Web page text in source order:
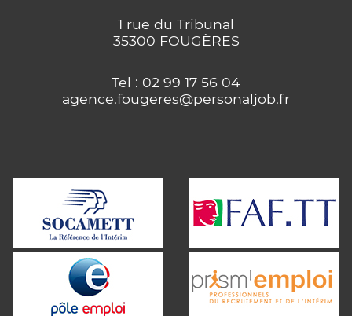
1 rue du Tribunal
35300 FOUGÈRES
Tel : 02 99 17 56 04
agence.fougeres@personaljob.fr